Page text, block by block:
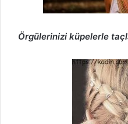
Örgülerinizi küpelerle